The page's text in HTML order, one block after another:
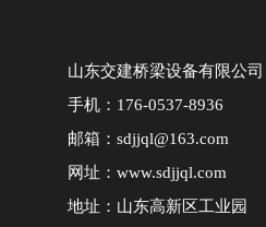
山东交建桥梁设备有限公司
手机：176-0537-8936
邮箱：sdjjql@163.com
网址：www.sdjjql.com
地址：山东高新区工业园